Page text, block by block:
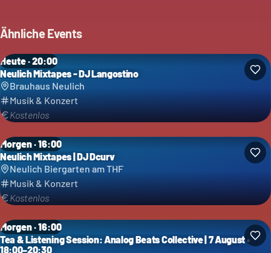
Ähnliche Events
Heute · 20:00
Neulich Mixtapes - DJ Langostino
Brauhaus Neulich
Musik & Konzert
Kostenlos
Morgen · 16:00
Neulich Mixtapes | DJ Dcurv
Neulich Biergarten am THF
Musik & Konzert
Kostenlos
Morgen · 16:00
Tea & Listening Session: Analog Beats Collective | 7 August •
18:00–20:30